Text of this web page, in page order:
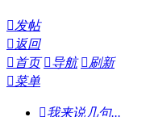
发帖
 返回
 首页 导航 刷新
菜单
我来说几句...